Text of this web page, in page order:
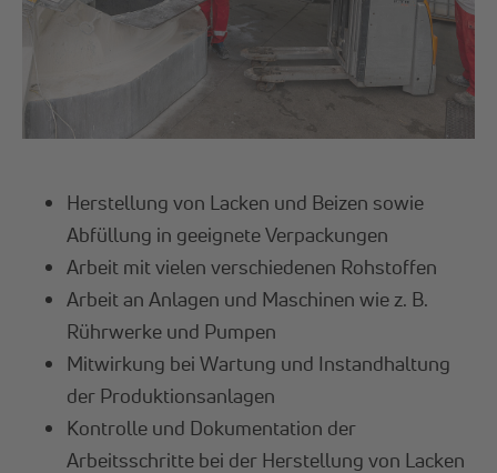
Herstellung von Lacken und Beizen sowie
Abfüllung in geeignete Verpackungen
Arbeit mit vielen verschiedenen Rohstoffen
Arbeit an Anlagen und Maschinen wie z. B.
Rührwerke und Pumpen
Mitwirkung bei Wartung und Instandhaltung
der Produktionsanlagen
Kontrolle und Dokumentation der
Arbeitsschritte bei der Herstellung von Lacken